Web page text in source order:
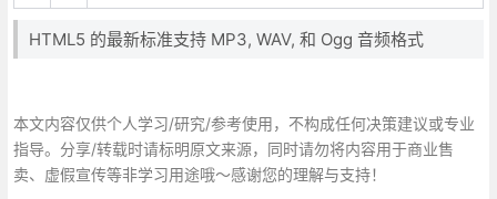
HTML5 的最新标准支持 MP3, WAV, 和 Ogg 音频格式
本文内容仅供个人学习/研究/参考使用，不构成任何决策建议或专业
指导。分享/转载时请标明原文来源，同时请勿将内容用于商业售
卖、虚假宣传等非学习用途哦～感谢您的理解与支持！